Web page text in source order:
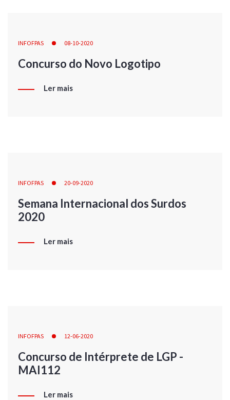
INFOFPAS 08-10-2020
Concurso do Novo Logotipo
Ler mais
INFOFPAS 20-09-2020
Semana Internacional dos Surdos
2020
Ler mais
INFOFPAS 12-06-2020
Concurso de Intérprete de LGP -
MAI112
Ler mais